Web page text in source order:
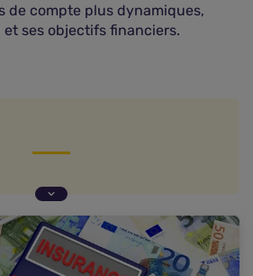
de compte plus dynamiques,
et ses objectifs financiers.
un fonds euro en
et les inconvénients du